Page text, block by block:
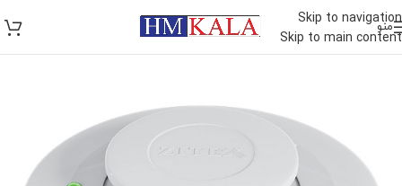
Skip to navigation
Skip to main content
منو